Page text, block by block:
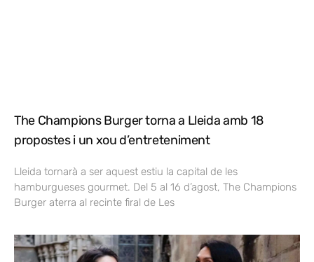
The Champions Burger torna a Lleida amb 18
propostes i un xou d’entreteniment
Lleida tornarà a ser aquest estiu la capital de les
hamburgueses gourmet. Del 5 al 16 d’agost, The Champions
Burger aterra al recinte firal de Les